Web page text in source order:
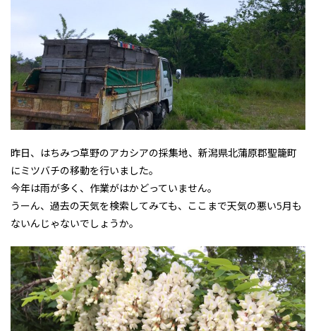
昨日、はちみつ草野のアカシアの採集地、新潟県北蒲原郡聖籠町
にミツバチの移動を行いました。
今年は雨が多く、作業がはかどっていません。
うーん、過去の天気を検索してみても、ここまで天気の悪い5月も
ないんじゃないでしょうか。